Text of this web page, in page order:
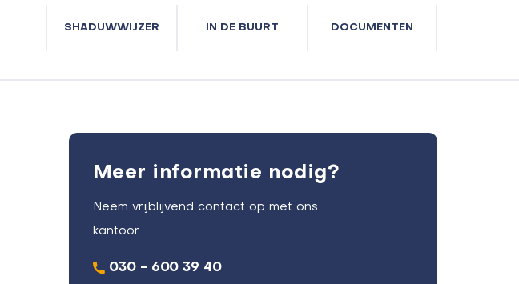
SHADUWWIJZER IN DE BUURT DOCUMENTEN
Meer informatie nodig?
Neem vrijblijvend contact op met ons
kantoor
030 - 600 39 40